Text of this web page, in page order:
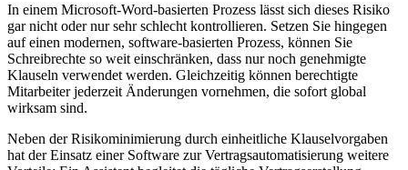
In einem Microsoft-Word-basierten Prozess lässt sich dieses Risiko
gar nicht oder nur sehr schlecht kontrollieren. Setzen Sie hingegen
auf einen modernen, software-basierten Prozess, können Sie
Schreibrechte so weit einschränken, dass nur noch genehmigte
Klauseln verwendet werden. Gleichzeitig können berechtigte
Mitarbeiter jederzeit Änderungen vornehmen, die sofort global
wirksam sind.
Neben der Risikominimierung durch einheitliche Klauselvorgaben
hat der Einsatz einer Software zur Vertragsautomatisierung weitere